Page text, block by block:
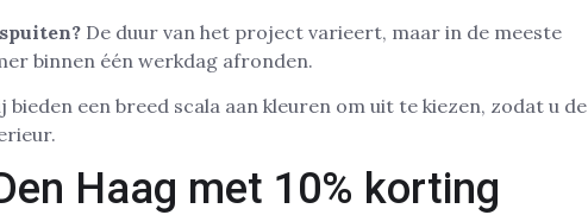
De duur van het project varieert, maar in de meeste
binnen één werkdag afronden.
bieden een breed scala aan kleuren om uit te kiezen, zodat u de
Haag met 10% korting